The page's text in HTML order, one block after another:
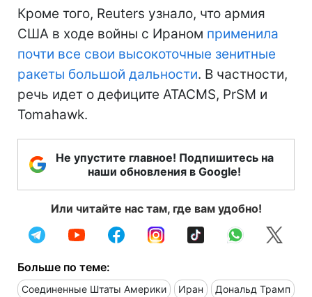
Кроме того, Reuters узнало, что армия
США в ходе войны с Ираном применила
почти все свои высокоточные зенитные
ракеты большой дальности. В частности,
речь идет о дефиците ATACMS, PrSM и
Tomahawk.
Не упустите главное! Подпишитесь на
наши обновления в Google!
Или читайте нас там, где вам удобно!
Больше по теме:
Соединенные Штаты Америки Иран Дональд Трамп